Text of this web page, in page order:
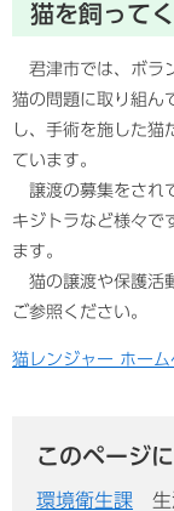
猫を飼って
君津市では、ボラ
猫の問題に取り組ん
し、手術を施した猫
ています。
譲渡の募集をされ
キジトラなど様々で
ます。
猫の譲渡や保護活
ご参照ください。
猫レンジャー ホーム
このページ
環境衛生課